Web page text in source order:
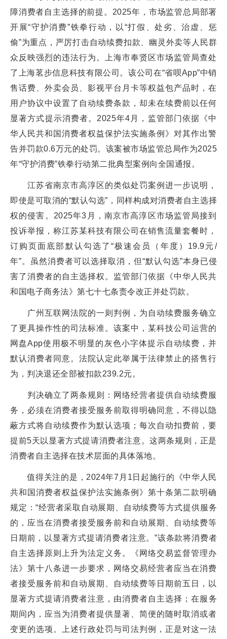
障消费者自主选择的前提。2025年，市场监管总局部署
开展“守护消费”铁拳行动，以“打假、处劣、治虚、惩
偷”为重点，严厉打击自动续费扣款、幽灵外卖等人民群
众反映强烈的违法行为。上海市奉贤区市场监管局查处
了上海茗步信息科技有限公司。该公司在“省呗App”中销
售话费、外卖会员、影视平台月卡等权益包产品时，在
用户协议中设置了自动续费条款，却未在续费前以任何
显著方式提示消费者。2025年4月，监管部门依据《中
华人民共和国消费者权益保护法实施条例》对其作出警
告并罚款0.6万元的处罚。该案被市场监管总局作为2025
年“守护消费”铁拳行动第二批典型案例向全国通报。
江苏省南京市高淳区的类似处罚案例进一步说明，
即使是可取消的“默认勾选”，同样构成对消费者自主选择
权的侵害。2025年3月，南京市高淳区市场监管局接到
投诉举报，称江苏某科技有限公司在销售流量套餐时，
订购页面底部默认勾选了“极速会员（年度）19.9元/
年”。虽然消费者可以选择取消，但“默认勾选”本身已侵
害了消费者的自主选择权。监管部门依据《中华人民共
和国电子商务法》第七十七条责令改正并处罚款。
广州互联网法院的一则判例，为自动续费服务确立
了更具操作性的司法标准。该案中，某科技公司运营的
网盘App使用极不明显的灰色小字体提示自动续费，并
默认消费者同意。法院认定此举属于法律禁止的搭售行
为，判决退还全部被扣款239.2元。
判决确立了两条规则：网络经营者提供自动续费服
务，必须在消费者接受服务前取得明确同意，不得以隐
蔽方式将自动续费作为默认选项；每次自动扣费前，要
提前5天以显著方式提请消费者注意。这两条规则，正是
消费者自主选择在技术层面的具体落地。
值得关注的是，2024年7月1日起施行的《中华人民
共和国消费者权益保护法实施条例》第十条第二款明确
规定：“经营者采取自动展期、自动续费等方式提供服务
的，应当在消费者接受服务前和自动展期、自动续费等
日期前，以显著方式提请消费者注意。”该条款将消费者
自主选择原则上升为法定义务。《网络交易监督管理办
法》第十八条进一步要求，网络交易经营者应当在消费
者接受服务前和自动展期、自动续费等日期前五日，以
显著方式提请消费者注意，由消费者自主选择；在服务
期间内，应当为消费者提供显著、简便的随时取消或者
变更的选项。上述行政处罚与司法判例，正是对这一法